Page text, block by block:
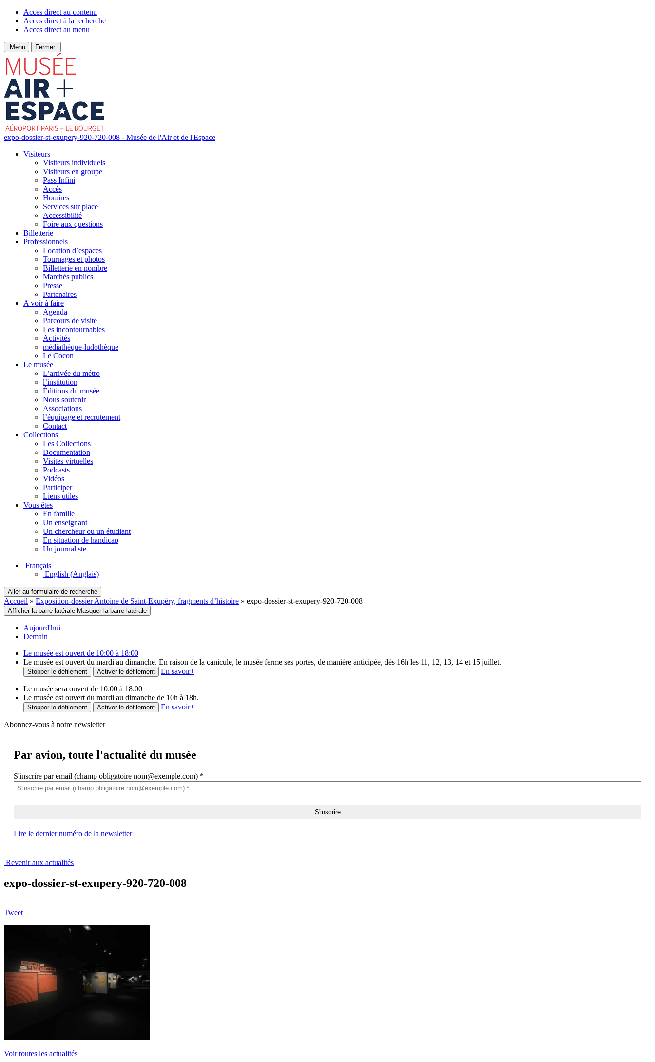
Acces direct au contenu
Acces direct à la recherche
Acces direct au menu
Menu Fermer
expo-dossier-st-exupery-920-720-008 - Musée de l'Air et de l'Espace
Visiteurs
Visiteurs individuels
Visiteurs en groupe
Pass Infini
Accès
Horaires
Services sur place
Accessibilité
Foire aux questions
Billetterie
Professionnels
Location d’espaces
Tournages et photos
Billetterie en nombre
Marchés publics
Presse
Partenaires
A voir à faire
Agenda
Parcours de visite
Les incontournables
Activités
médiathèque-ludothèque
Le Cocon
Le musée
L’arrivée du métro
l’institution
Éditions du musée
Nous soutenir
Associations
l’équipage et recrutement
Contact
Collections
Les Collections
Documentation
Visites virtuelles
Podcasts
Vidéos
Participer
Liens utiles
Vous êtes
En famille
Un enseignant
Un chercheur ou un étudiant
En situation de handicap
Un journaliste
Français
English (Anglais)
Aller au formulaire de recherche
Accueil » Exposition-dossier Antoine de Saint-Exupéry, fragments d’histoire » expo-dossier-st-exupery-920-720-008
Afficher la barre latérale Masquer la barre latérale
Aujourd'hui
Demain
Le musée est ouvert de 10:00 à 18:00
Le musée est ouvert du mardi au dimanche. En raison de la canicule, le musée ferme ses portes, de manière anticipée, dès 16h les 11, 12, 13, 14 et 15 juillet.
Stopper le défilement Activer le défilement En savoir+
Le musée sera ouvert de 10:00 à 18:00
Le musée est ouvert du mardi au dimanche de 10h à 18h.
Stopper le défilement Activer le défilement En savoir+
Abonnez-vous à notre newsletter
Par avion, toute l'actualité du musée
S'inscrire par email (champ obligatoire nom@exemple.com) *
Lire le dernier numéro de la newsletter
Revenir aux actualités
expo-dossier-st-exupery-920-720-008
Tweet
Voir toutes les actualités